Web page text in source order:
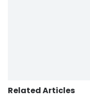
Related Articles